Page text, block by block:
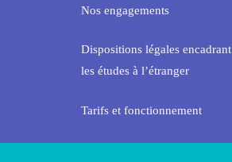
Nos engagements
Dispositions légales encadrant
les études à l’étranger
Tarifs et fonctionnement